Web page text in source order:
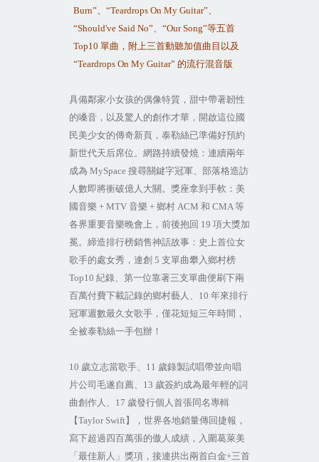
Burn”、“Teardrops On My Guitar”、
“Should've Said No”、“Our Song”等五首
Top10單曲，附上三首動聽加值曲目以及
“Teardrops On My Guitar” 的流行混音版
具備鄰家小女孩的偶像特質，甜中帶著韌性
的嗓音，以及驚人的創作才華，開啟這位國
民美少女的傳奇新頁，泰勒絲已準備好預約
新世代天后席位。網路持續發燒：連續兩年
成為 MySpace 搜尋關鍵字冠軍、部落格造訪
人數即將衝破億人大關。獎座拿到手軟：美
國音樂 + MTV 音樂 + 鄉村 ACM 和 CMA等
各界重要音樂晚會上，前後抱回 19 項大獎加
冕。締造排行榜銷售神話故事：史上首位女
歌手的處女秀，連創 5 支單曲攀入鄉村榜
Top10 紀錄、第一位靠著三支單曲便刷下兩
百萬付費下載記錄的鄉村藝人、 10 年來排行
冠軍週數最久女歌手，僅花短短三年時間，
全被泰勒絲一手包辦！
10 歲立志當歌手、 11 歲錄製試唱帶並向唱
片公司毛遂自薦、 13 歲簽約成為最年輕的詞
曲創作人、 17 歲發行個人首張同名專輯
【Taylor Swift】，世界各地銷量傳回捷報，
寫下超過四百萬張的傲人成績，入圍葛萊美
「最佳新人」獎項，接連拱出兩首白金+三首